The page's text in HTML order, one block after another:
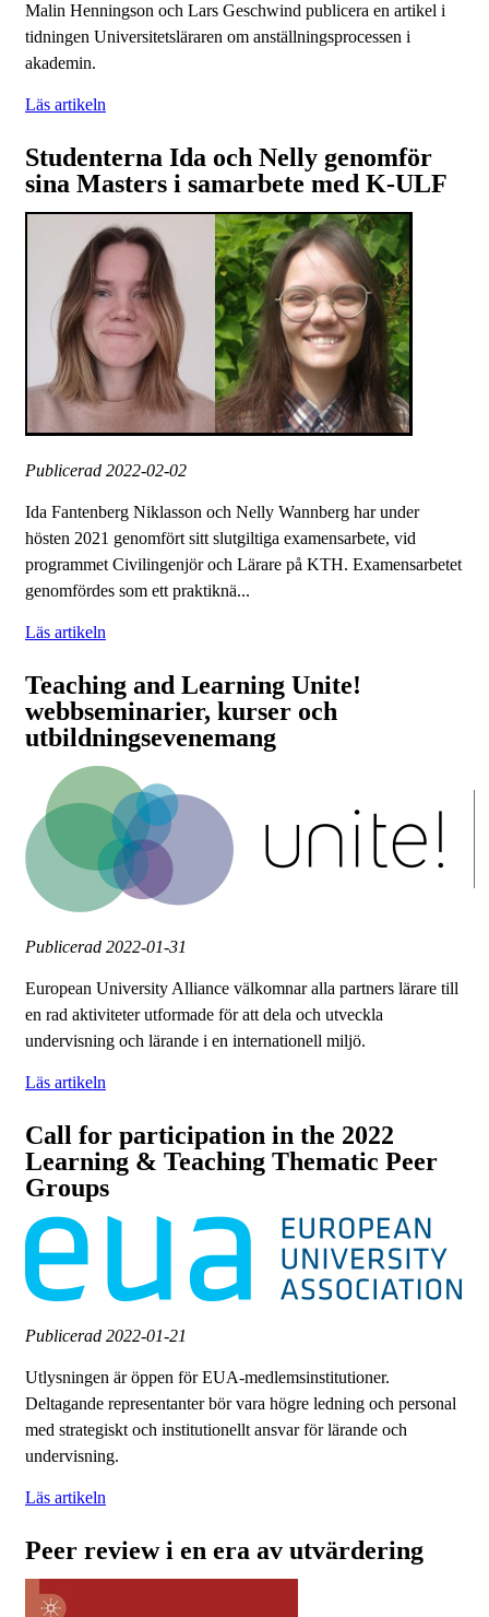
Malin Henningson och Lars Geschwind publicera en artikel i
tidningen Universitetsläraren om anställningsprocessen i
akademin.
Läs artikeln
Studenterna Ida och Nelly genomför
sina Masters i samarbete med K-ULF
Publicerad 2022-02-02
Ida Fantenberg Niklasson och Nelly Wannberg har under
hösten 2021 genomfört sitt slutgiltiga examensarbete, vid
programmet Civilingenjör och Lärare på KTH. Examensarbetet
genomfördes som ett praktiknä...
Läs artikeln
Teaching and Learning Unite!
webbseminarier, kurser och
utbildningsevenemang
Publicerad 2022-01-31
European University Alliance välkomnar alla partners lärare till
en rad aktiviteter utformade för att dela och utveckla
undervisning och lärande i en internationell miljö.
Läs artikeln
Call for participation in the 2022
Learning & Teaching Thematic Peer
Groups
Publicerad 2022-01-21
Utlysningen är öppen för EUA-medlemsinstitutioner.
Deltagande representanter bör vara högre ledning och personal
med strategiskt och institutionellt ansvar för lärande och
undervisning.
Läs artikeln
Peer review i en era av utvärdering